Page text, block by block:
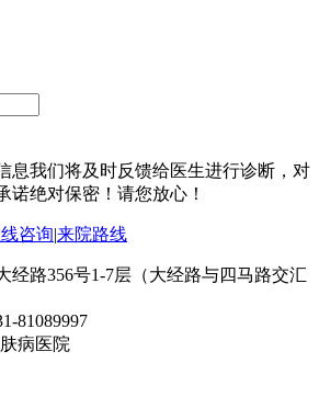
息我们将及时反馈给医生进行诊断，对
诺绝对保密！请您放心！
咨询|来院路线
经路356号1-7层（大经路与四马路交汇
81089997
病医院